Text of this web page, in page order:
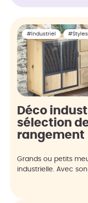
#Industriel
Déco
sélection
rangement
Grands ou petits
industrielle. Avec